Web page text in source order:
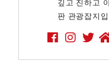
깊고 진하고
판 관광잡지입